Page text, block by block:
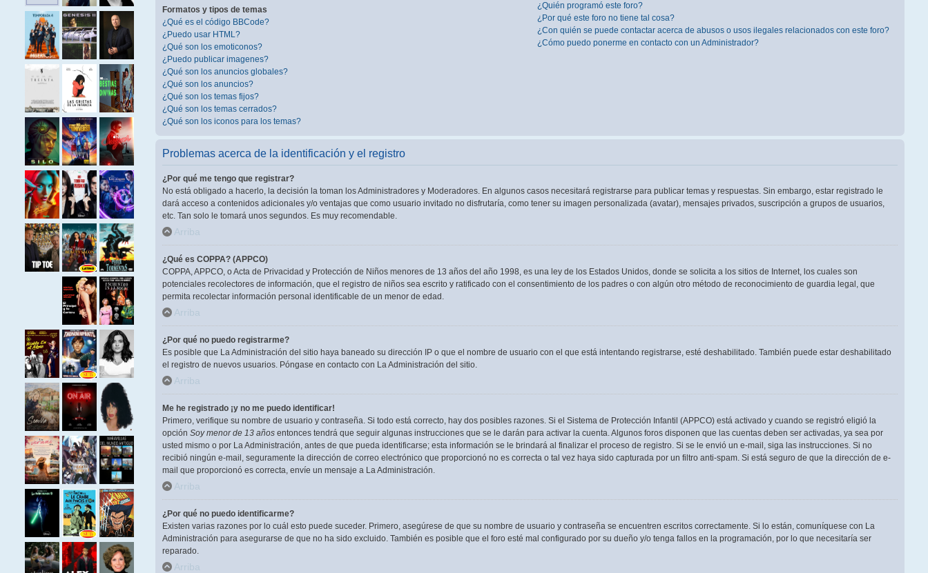
Formatos y tipos de temas
¿Qué es el código BBCode?
¿Puedo usar HTML?
¿Qué son los emoticonos?
¿Puedo publicar imagenes?
¿Qué son los anuncios globales?
¿Qué son los anuncios?
¿Qué son los temas fijos?
¿Qué son los temas cerrados?
¿Qué son los iconos para los temas?
¿Quién programó este foro?
¿Por qué este foro no tiene tal cosa?
¿Con quién se puede contactar acerca de abusos o usos ilegales relacionados con este foro?
¿Cómo puedo ponerme en contacto con un Administrador?
Problemas acerca de la identificación y el registro
¿Por qué me tengo que registrar?
No está obligado a hacerlo, la decisión la toman los Administradores y Moderadores. En algunos casos necesitará registrarse para publicar temas y respuestas. Sin embargo, estar registrado le
dará acceso a contenidos adicionales y/o ventajas que como usuario invitado no disfrutaría, como tener su imagen personalizada (avatar), mensajes privados, suscripción a grupos de usuarios,
etc. Tan solo le tomará unos segundos. Es muy recomendable.
Arriba
¿Qué es COPPA? (APPCO)
COPPA, APPCO, o Acta de Privacidad y Protección de Niños menores de 13 años del año 1998, es una ley de los Estados Unidos, donde se solicita a los sitios de Internet, los cuales son
potenciales recolectores de información, que el registro de niños sea escrito y ratificado con el consentimiento de los padres o con algún otro método de reconocimiento de guardia legal, que
permita recolectar información personal identificable de un menor de edad.
Arriba
¿Por qué no puedo registrarme?
Es posible que La Administración del sitio haya baneado su dirección IP o que el nombre de usuario con el que está intentando registrarse, esté deshabilitado. También puede estar deshabilitado
el registro de nuevos usuarios. Póngase en contacto con La Administración del sitio.
Arriba
Me he registrado ¡y no me puedo identificar!
Primero, verifique su nombre de usuario y contraseña. Si todo está correcto, hay dos posibles razones. Si el Sistema de Protección Infantil (APPCO) está activado y cuando se registró eligió la
opción Soy menor de 13 añosentonces tendrá que seguir algunas instrucciones que se le darán para activar la cuenta. Algunos foros disponen que las cuentas deben ser activadas, ya sea por
usted mismo o por La Administración, antes de que pueda identificarse; esta información se le brindará al finalizar el proceso de registro. Si se le envió un e-mail, siga las instrucciones. Si no
recibió ningún e-mail, seguramente la dirección de correo electrónico que proporcionó no es correcta o tal vez haya sido capturada por un filtro anti-spam. Si está seguro de que la dirección de e-
mail que proporcionó es correcta, envíe un mensaje a La Administración.
Arriba
¿Por qué no puedo identificarme?
Existen varias razones por lo cuál esto puede suceder. Primero, asegúrese de que su nombre de usuario y contraseña se encuentren escritos correctamente. Si lo están, comuníquese con La
Administración para asegurarse de que no ha sido excluido. También es posible que el foro esté mal configurado por su dueño y/o tenga fallos en la programación, por lo que necesitaría ser
reparado.
Arriba